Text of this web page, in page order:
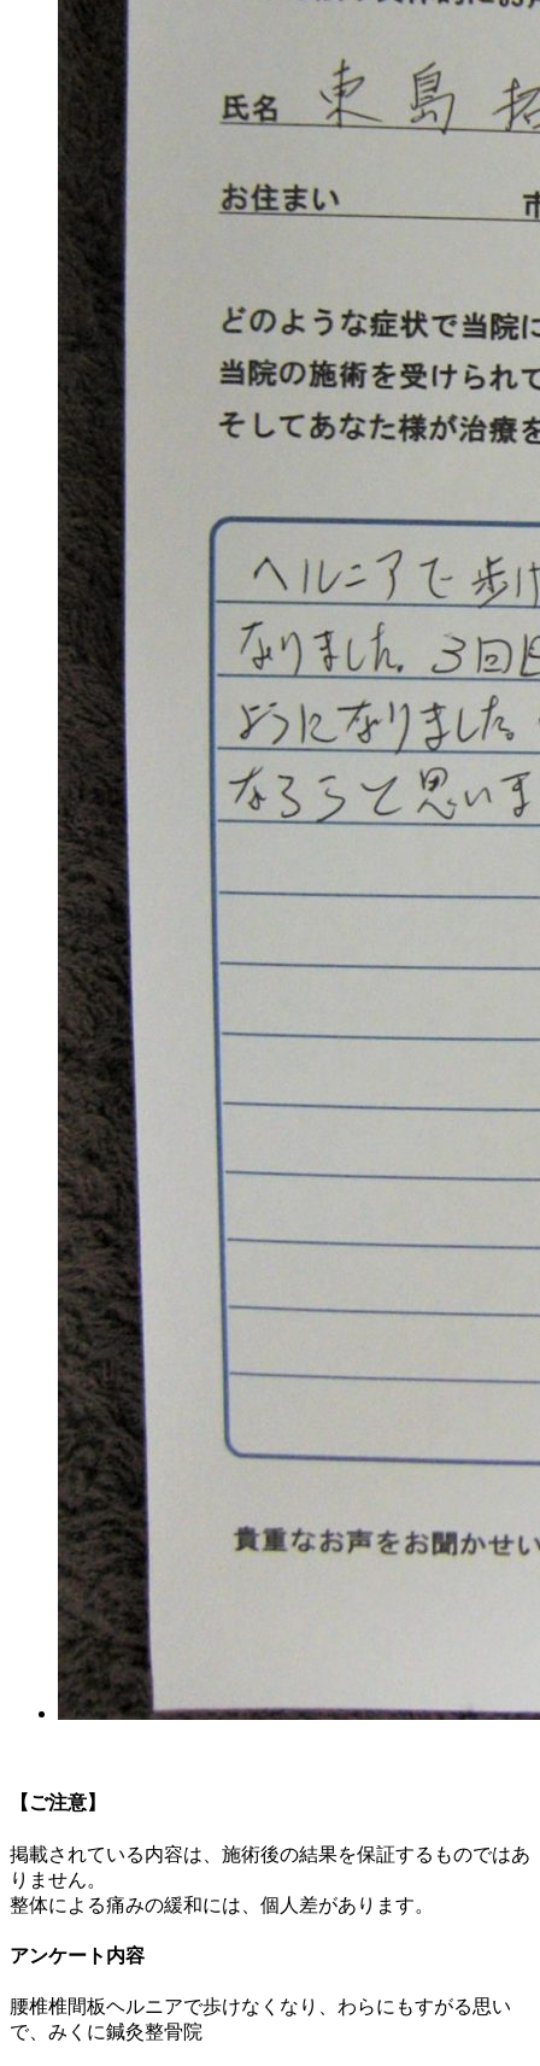
【ご注意】
掲載されている内容は、施術後の結果を保証するものではあ
りません。
整体による痛みの緩和には、個人差があります。
アンケート内容
腰椎椎間板ヘルニアで歩けなくなり、わらにもすがる思い
で、みくに鍼灸整骨院